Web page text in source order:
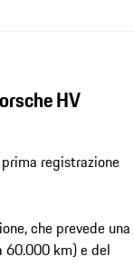
HV
registrazione
che prevede una
60.000 km) e del